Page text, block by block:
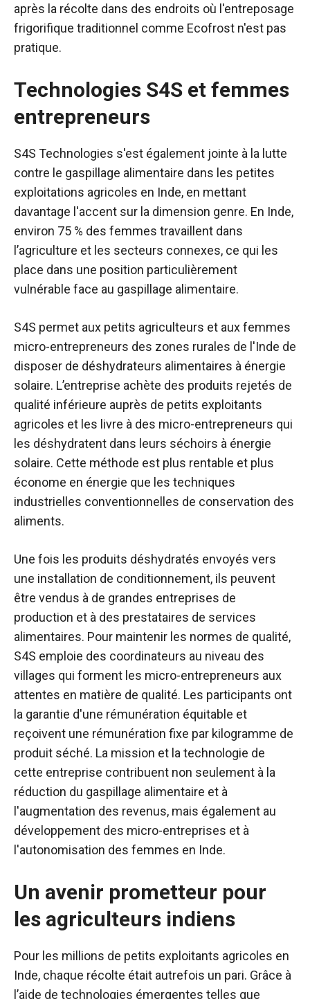
après la récolte dans des endroits où l'entreposage
frigorifique traditionnel comme Ecofrost n'est pas
pratique.
Technologies S4S et femmes
entrepreneurs
S4S Technologies s'est également jointe à la lutte
contre le gaspillage alimentaire dans les petites
exploitations agricoles en Inde, en mettant
davantage l'accent sur la dimension genre. En Inde,
environ 75 % des femmes travaillent dans
l’agriculture et les secteurs connexes, ce qui les
place dans une position particulièrement
vulnérable face au gaspillage alimentaire.
S4S permet aux petits agriculteurs et aux femmes
micro-entrepreneurs des zones rurales de l'Inde de
disposer de déshydrateurs alimentaires à énergie
solaire. L’entreprise achète des produits rejetés de
qualité inférieure auprès de petits exploitants
agricoles et les livre à des micro-entrepreneurs qui
les déshydratent dans leurs séchoirs à énergie
solaire. Cette méthode est plus rentable et plus
économe en énergie que les techniques
industrielles conventionnelles de conservation des
aliments.
Une fois les produits déshydratés envoyés vers
une installation de conditionnement, ils peuvent
être vendus à de grandes entreprises de
production et à des prestataires de services
alimentaires. Pour maintenir les normes de qualité,
S4S emploie des coordinateurs au niveau des
villages qui forment les micro-entrepreneurs aux
attentes en matière de qualité. Les participants ont
la garantie d'une rémunération équitable et
reçoivent une rémunération fixe par kilogramme de
produit séché. La mission et la technologie de
cette entreprise contribuent non seulement à la
réduction du gaspillage alimentaire et à
l'augmentation des revenus, mais également au
développement des micro-entreprises et à
l'autonomisation des femmes en Inde.
Un avenir prometteur pour
les agriculteurs indiens
Pour les millions de petits exploitants agricoles en
Inde, chaque récolte était autrefois un pari. Grâce à
l’aide de technologies émergentes telles que